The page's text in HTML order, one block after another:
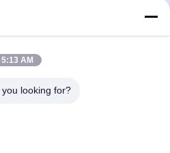
5:13 AM
looking for?